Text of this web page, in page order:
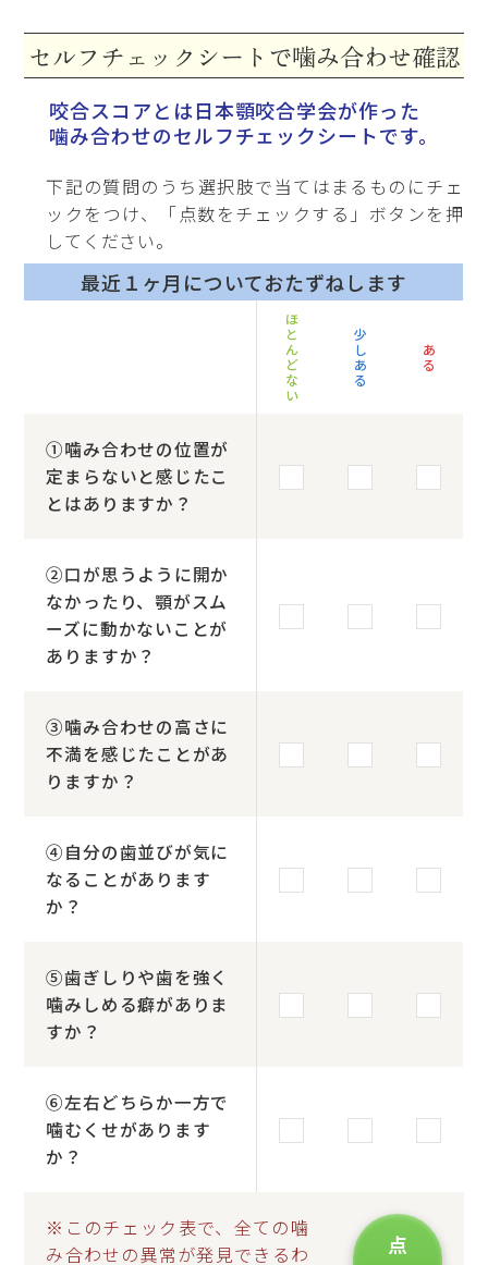
セルフチェックシートで噛み合わせ確認
咬合スコアとは日本顎咬合学会が作った
噛み合わせのセルフチェックシートです。
下記の質問のうち選択肢で当てはまるものにチェ
ックをつけ、「点数をチェックする」ボタンを押
してください。
最近１ヶ月についておたずねします
ほ
と
ん
ど
な
い
少
し
あ
る
あ
る
①噛み合わせの位置が
定まらないと感じたこ
とはありますか？
②口が思うように開か
なかったり、顎がスム
ーズに動かないことが
ありますか？
③噛み合わせの高さに
不満を感じたことがあ
りますか？
④自分の歯並びが気に
なることがあります
か？
⑤歯ぎしりや歯を強く
噛みしめる癖がありま
すか？
⑥左右どちらか一方で
噛むくせがあります
か？
※このチェック表で、全ての噛
み合わせの異常が発見できるわ
点